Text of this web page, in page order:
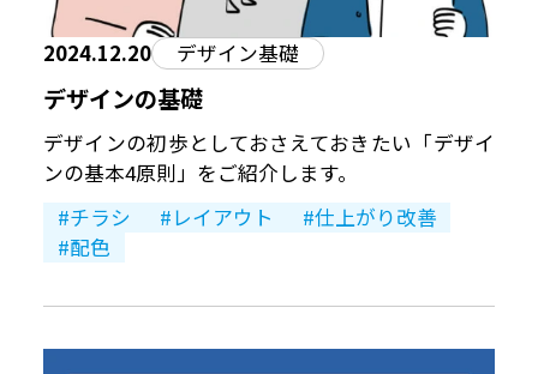
2024.12.20 デザイン基礎
デザインの基礎
デザインの初歩としておさえておきたい「デザイ
ンの基本4原則」をご紹介します。
チラシ
レイアウト
仕上がり改善
配色